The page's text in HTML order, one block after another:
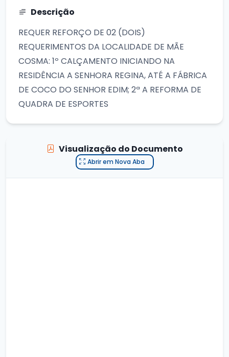
Descrição
REQUER REFORÇO DE 02 (DOIS)
REQUERIMENTOS DA LOCALIDADE DE MÃE
COSMA: 1º CALÇAMENTO INICIANDO NA
RESIDÊNCIA A SENHORA REGINA, ATÉ A FÁBRICA
DE COCO DO SENHOR EDIM; 2ª A REFORMA DE
QUADRA DE ESPORTES
Visualização do Documento
Abrir em Nova Aba